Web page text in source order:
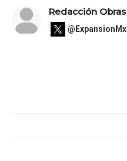
Redacción Obras
@ExpansionMx